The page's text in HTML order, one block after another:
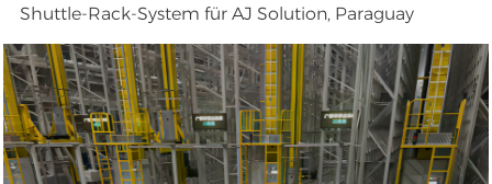
Shuttle-Rack-System für AJ Solution, Paraguay